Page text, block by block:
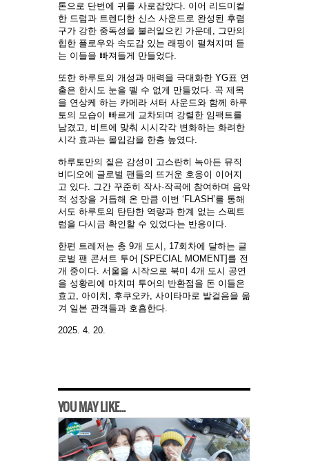
톤으로 단번에 귀를 사로잡았다. 이어 리드미컬
한 드럼과 트렌디한 신스 사운드로 완성된 후렴
구가 강한 중독성을 불러일으킨 가운데, 그만의
힙한 플로우와 속도감 있는 래핑이 펼쳐지며 듣
는 이들을 빠져들게 만들었다.
또한 하루토의 개성과 매력을 극대화한 YG표 연
출은 한시도 눈을 뗄 수 없게 만들었다. 곡 제목
을 연상케 하는 카메라 셔터 사운드와 함께 하루
토의 모습이 빠르게 교차되며 강렬한 임팩트를
남겼고, 비트에 맞춰 시시각각 변화하는 화려한
시각 효과는 몰입감을 한층 높였다.
하루토만의 짙은 감성이 고스란히 녹아든 뮤직
비디오에 글로벌 팬들의 뜨거운 호응이 이어지
고 있다. 그간 꾸준히 작사·작곡에 참여하며 음악
적 성장을 거듭해 온 만큼 이번 ‘FLASH’를 통해
서도 하루토의 탄탄한 역량과 한계 없는 스펙트
럼을 다시금 확인할 수 있었다는 반응이다.
한편 트레저는 총 9개 도시, 17회차에 달하는 글
로벌 팬 콘서트 투어 [SPECIAL MOMENT]를 전
개 중이다. 서울을 시작으로 북미 4개 도시 공연
을 성황리에 마치며 투어의 반환점을 돈 이들은
효고, 아이치, 후쿠오카, 사이타마로 발걸음을 옮
겨 일본 관객들과 호흡한다.
2025. 4. 20.
YOU MAY LIKE...